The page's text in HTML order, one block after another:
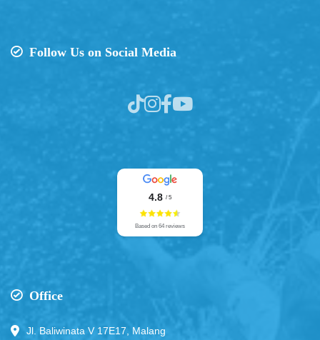
Follow Us on Social Media
4.8 / 5
Based on 64 reviews
Office
Jl. Baliwinata V 17E17, Malang